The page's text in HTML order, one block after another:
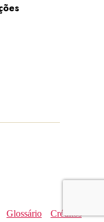
Glossário
Créditos